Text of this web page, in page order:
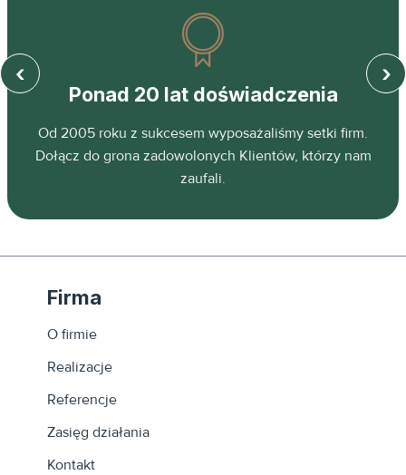
Ponad 20 lat doświadczenia
Od 2005 roku z sukcesem wyposażaliśmy setki firm.
Dołącz do grona zadowolonych Klientów, którzy nam
zaufali.
‹ ›
Firma
O firmie
Realizacje
Referencje
Zasięg działania
Kontakt